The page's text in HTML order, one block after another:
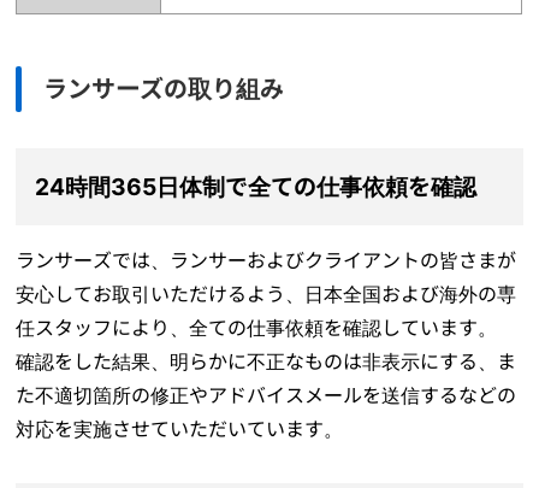
ランサーズの取り組み
24時間365日体制で全ての仕事依頼を確認
ランサーズでは、ランサーおよびクライアントの皆さまが
安心してお取引いただけるよう、日本全国および海外の専
任スタッフにより、全ての仕事依頼を確認しています。
確認をした結果、明らかに不正なものは非表示にする、ま
た不適切箇所の修正やアドバイスメールを送信するなどの
対応を実施させていただいています。